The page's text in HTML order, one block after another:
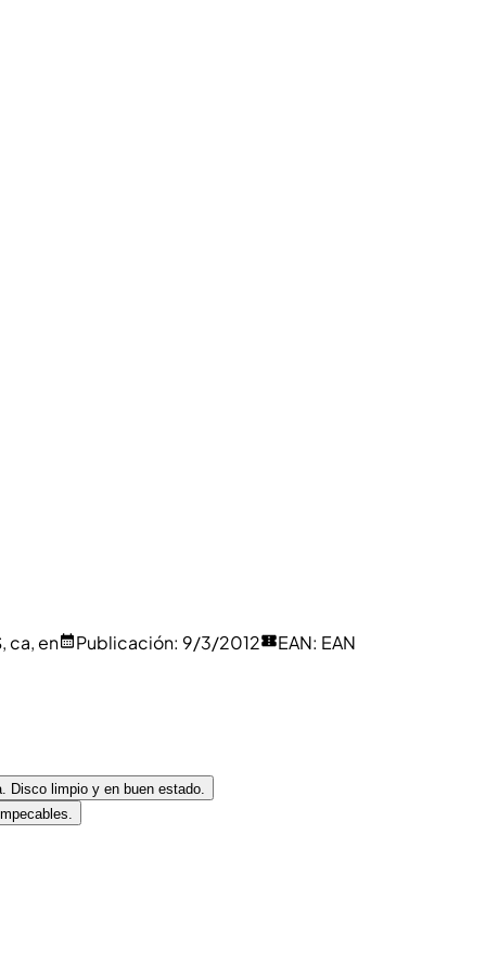
ca, en Publicación: 9/3/2012 EAN: EAN
Disco limpio y en buen estado.